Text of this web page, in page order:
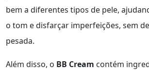
bem a diferentes tipos de pele,
o tom e disfarçar imperfeições, sem
pesada.
Além disso, o BB Cream contém